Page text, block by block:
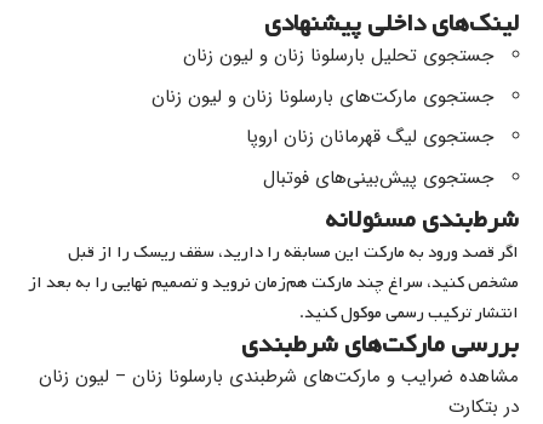
لینک‌های داخلی پیشنهادی
جستجوی تحلیل بارسلونا زنان و لیون زنان
جستجوی مارکت‌های بارسلونا زنان و لیون زنان
جستجوی لیگ قهرمانان زنان اروپا
جستجوی پیش‌بینی‌های فوتبال
شرط‌بندی مسئولانه
اگر قصد ورود به مارکت این مسابقه را دارید، سقف ریسک را از قبل
مشخص کنید، سراغ چند مارکت هم‌زمان نروید و تصمیم نهایی را به بعد از
انتشار ترکیب رسمی موکول کنید.
بررسی مارکت‌های شرطبندی
مشاهده ضرایب و مارکت‌های شرطبندی بارسلونا زنان – لیون زنان
در بتکارت